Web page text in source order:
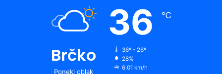
Brčko
Poneki oblak
36 ℃
36º - 26º
28%
6.01 km/h